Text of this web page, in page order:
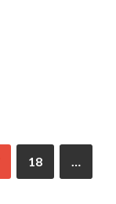
18